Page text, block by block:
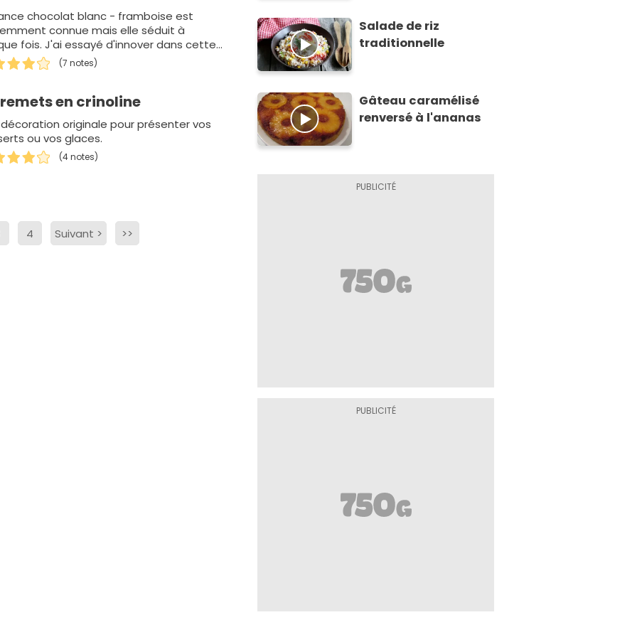
chocolat blanc - framboise est
connue mais elle séduit à
fois. J'ai essayé d'innover dans cette
en jouant avec la framboise et…
(7 notes)
en crinoline
originale pour présenter vos
ou vos glaces.
(4 notes)
4 Suivant > >>
Salade de riz
traditionnelle
Gâteau caramélisé
renversé à l'ananas